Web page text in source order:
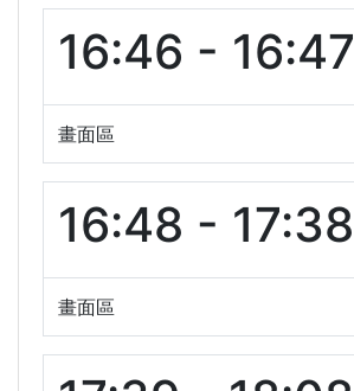
16:46 - 16:47
畫面區
16:48 - 17:38
畫面區